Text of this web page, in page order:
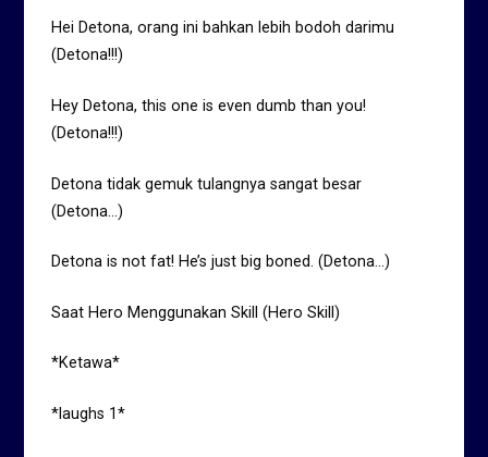
Hei Detona, orang ini bahkan lebih bodoh darimu
(Detona!!!)
Hey Detona, this one is even dumb than you!
(Detona!!!)
Detona tidak gemuk tulangnya sangat besar
(Detona…)
Detona is not fat! He’s just big boned. (Detona…)
Saat Hero Menggunakan Skill (Hero Skill)
*Ketawa*
*laughs 1*